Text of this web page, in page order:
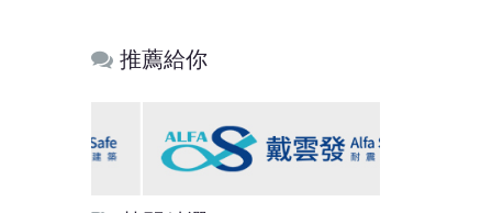
推薦給你